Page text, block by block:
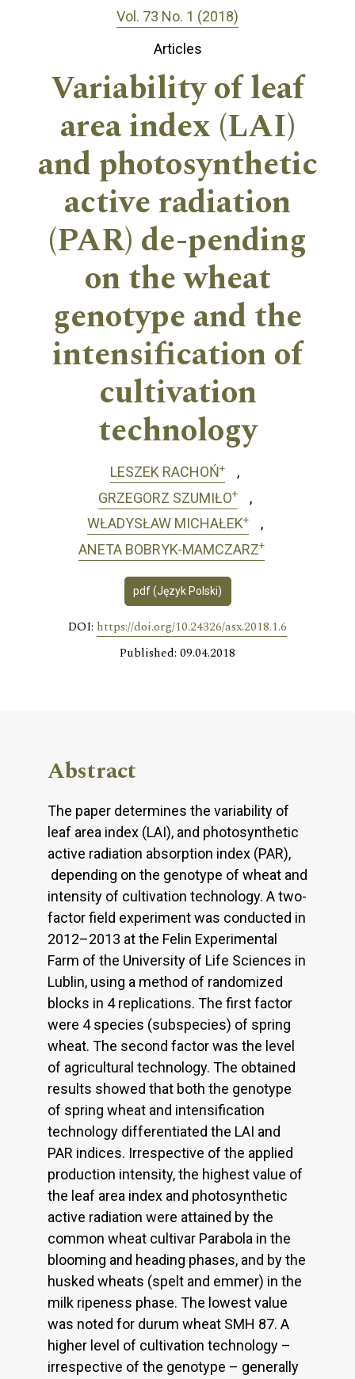
Vol. 73 No. 1 (2018)
Articles
Variability of leaf
area index (LAI)
and photosynthetic
active radiation
(PAR) de-pending
on the wheat
genotype and the
intensification of
cultivation
technology
LESZEK RACHOŃ+
GRZEGORZ SZUMIŁO+
WŁADYSŁAW MICHAŁEK+
ANETA BOBRYK-MAMCZARZ+
pdf (Język Polski)
DOI: https://doi.org/10.24326/asx.2018.1.6
Published: 09.04.2018
Abstract
The paper determines the variability of
leaf area index (LAI), and photosynthetic
active radiation absorption index (PAR),
depending on the genotype of wheat and
intensity of cultivation technology. A two-
factor field experiment was conducted in
2012–2013 at the Felin Experimental
Farm of the University of Life Sciences in
Lublin, using a method of randomized
blocks in 4 replications. The first factor
were 4 species (subspecies) of spring
wheat. The second factor was the level
of agricultural technology. The obtained
results showed that both the genotype
of spring wheat and intensification
technology differentiated the LAI and
PAR indices. Irrespective of the applied
production intensity, the highest value of
the leaf area index and photosynthetic
active radiation were attained by the
common wheat cultivar Parabola in the
blooming and heading phases, and by the
husked wheats (spelt and emmer) in the
milk ripeness phase. The lowest value
was noted for durum wheat SMH 87. A
higher level of cultivation technology –
irrespective of the genotype – generally